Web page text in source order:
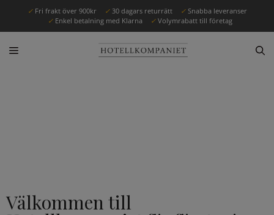
✓ Fri frakt över 900kr ✓ 30 dagars returrätt ✓ Snabba leveranser
✓ Enkel betalning med Klarna ✓ Volymrabatt till företag
Välkommen till